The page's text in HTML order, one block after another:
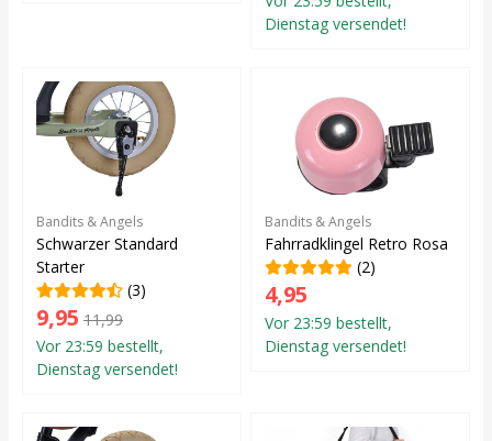
Dienstag versendet!
Bandits & Angels
Schwarzer Standard
Starter
(3)
9,95 11,99
Vor 23:59 bestellt,
Dienstag versendet!
Bandits & Angels
Fahrradklingel Retro Rosa
(2)
4,95
Vor 23:59 bestellt,
Dienstag versendet!